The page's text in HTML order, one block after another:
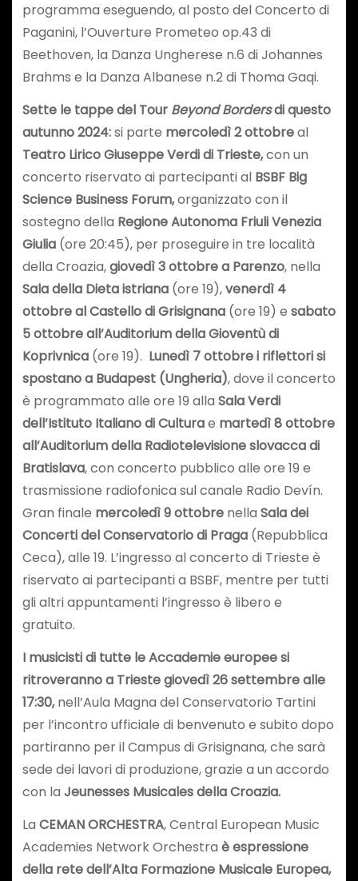
programma eseguendo, al posto del Concerto di
Paganini, l’Ouverture Prometeo op.43 di
Beethoven, la Danza Ungherese n.6 di Johannes
Brahms e la Danza Albanese n.2 di Thoma Gaqi.
Sette le tappe del Tour Beyond Bordersdi questo
autunno 2024:si parte mercoledì 2 ottobreal
Teatro Lirico Giuseppe Verdi di Trieste,con un
concerto riservato ai partecipanti al BSBF Big
Science Business Forum,organizzato con il
sostegno della Regione Autonoma Friuli Venezia
Giulia (ore 20:45), per proseguire in tre località
della Croazia,giovedì 3 ottobre a Parenzo, nella
Sala della Dieta istriana(ore 19),venerdì 4
ottobre al Castello di Grisignana (ore 19) e sabato
5 ottobreall’Auditorium della Gioventù di
Koprivnica(ore 19). Lunedì 7 ottobre i riflettori si
spostano a Budapest (Ungheria), dove il concerto
è programmato alle ore 19 alla Sala Verdi
dell’Istituto Italiano di Culturae martedì 8 ottobre
all’Auditorium della Radiotelevisione slovacca di
Bratislava, con concerto pubblico alle ore 19 e
trasmissione radiofonica sul canale Radio Devín.
Gran finale mercoledì 9 ottobrenella Sala dei
Concerti del Conservatorio di Praga(Repubblica
Ceca), alle 19. L’ingresso al concerto di Trieste è
riservato ai partecipanti a BSBF, mentre per tutti
gli altri appuntamenti l’ingresso è libero e
gratuito.
I musicisti di tutte le Accademie europeesi
ritroveranno a Trieste giovedì 26 settembre alle
17:30,nell’Aula Magna del Conservatorio Tartini
per l’incontro ufficiale di benvenuto e subito dopo
partiranno per il Campus di Grisignana, che sarà
sede dei lavori di produzione, grazie a un accordo
con la Jeunesses Musicales della Croazia.
La CEMAN ORCHESTRA, Central European Music
Academies Network Orchestra è espressione
della rete dell’Alta Formazione Musicale Europea,